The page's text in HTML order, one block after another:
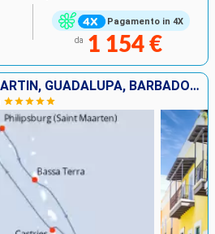
Pagamento in 4X
da 1 154 €
PORTORICO, SAINT MARTIN, GUADALUPA, BARBADOS, SANTA LUCIA, TORTOLA, SAINT THOMAS